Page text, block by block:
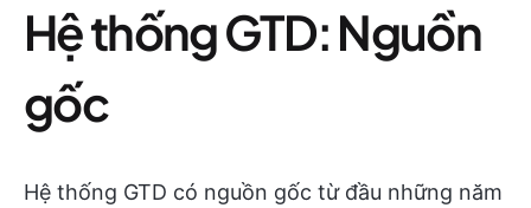
Hệ thống GTD: Nguồn
gốc
Hệ thống GTD có nguồn gốc từ đầu những năm